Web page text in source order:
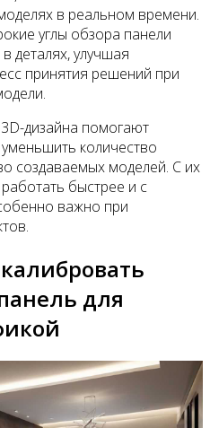
в реальном времени.
углы обзора панели
деталях, улучшая
принятия решений при
дизайна помогают
количество
создаваемых моделей. С их
быстрее и с
важно при
для